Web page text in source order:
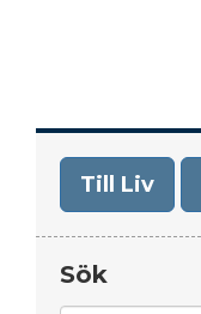
Till Liv
Sök